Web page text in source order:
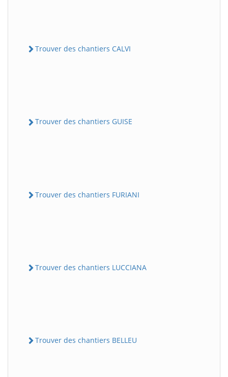
Trouver des chantiers CALVI
Trouver des chantiers GUISE
Trouver des chantiers FURIANI
Trouver des chantiers LUCCIANA
Trouver des chantiers BELLEU